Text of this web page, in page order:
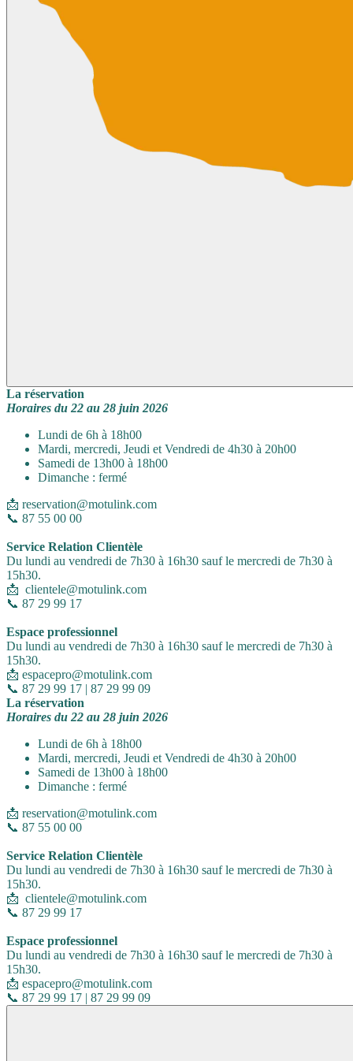
La réservation
Horaires du 22 au 28 juin 2026
Lundi de 6h à 18h00
Mardi, mercredi, Jeudi et Vendredi de 4h30 à 20h00
Samedi de 13h00 à 18h00
Dimanche : fermé
📩 reservation@motulink.com
📞 87 55 00 00
Service Relation Clientèle
Du lundi au vendredi de 7h30 à 16h30 sauf le mercredi de 7h30 à
15h30.
📩 clientele@motulink.com
📞 87 29 99 17
Espace professionnel
Du lundi au vendredi de 7h30 à 16h30 sauf le mercredi de 7h30 à
15h30.
📩 espacepro@motulink.com
📞 87 29 99 17 | 87 29 99 09
La réservation
Horaires du 22 au 28 juin 2026
Lundi de 6h à 18h00
Mardi, mercredi, Jeudi et Vendredi de 4h30 à 20h00
Samedi de 13h00 à 18h00
Dimanche : fermé
📩 reservation@motulink.com
📞 87 55 00 00
Service Relation Clientèle
Du lundi au vendredi de 7h30 à 16h30 sauf le mercredi de 7h30 à
15h30.
📩 clientele@motulink.com
📞 87 29 99 17
Espace professionnel
Du lundi au vendredi de 7h30 à 16h30 sauf le mercredi de 7h30 à
15h30.
📩 espacepro@motulink.com
📞 87 29 99 17 | 87 29 99 09